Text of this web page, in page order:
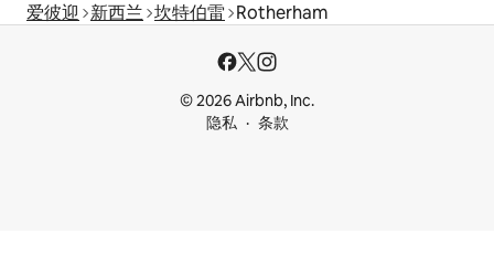
爱彼迎 新西兰 坎特伯雷 Rotherham
© 2026 Airbnb, Inc.
隐私
条款